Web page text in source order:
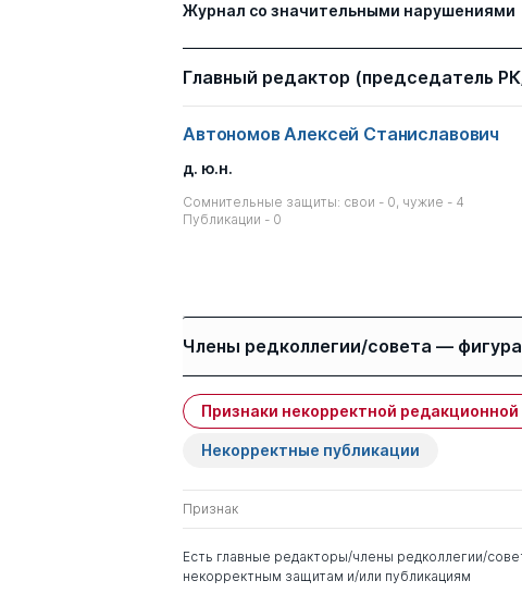
Журнал со значительными нарушениями
Главный редактор (председатель
Автономов Алексей Станиславович
д. ю.н.
Сомнительные защиты: свои - 0, чужие - 4
Публикации - 0
Члены редколлегии/совета —
Имя Степень
Андреевич
к. ист.н.
Малахов Валерий
д. ю.н.
Признаки некорректной редакционной
Некорректные публикации
Признак
Есть главные редакторы/члены редколлегии/
некорректным защитам и/или публикациям